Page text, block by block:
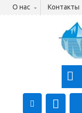
О нас Контакты